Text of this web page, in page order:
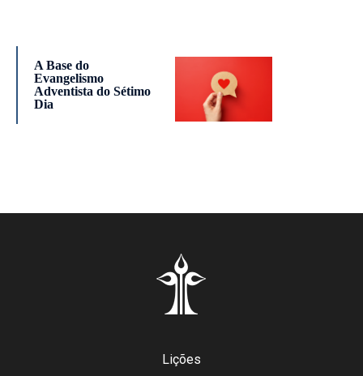
A Base do
Evangelismo
Adventista do Sétimo
Dia
Lições